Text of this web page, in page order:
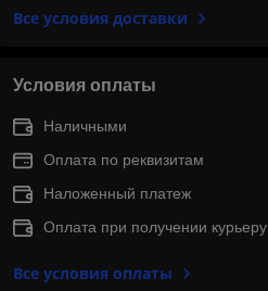
Все условия доставки
Условия оплаты
Наличными
Оплата по реквизитам
Наложенный платеж
Оплата при получении курьеру
Все условия оплаты